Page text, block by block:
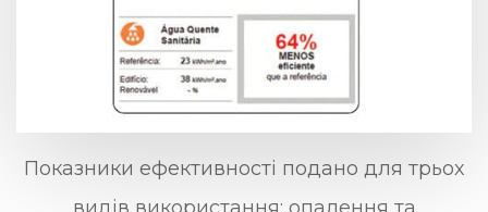
Показники ефективності подано для трьох